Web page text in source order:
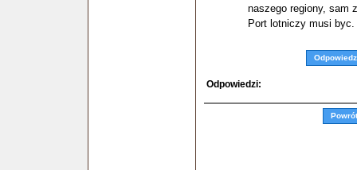
naszego regiony, sam
Port lotniczy musi
Odpowiedz
Odpowiedzi: